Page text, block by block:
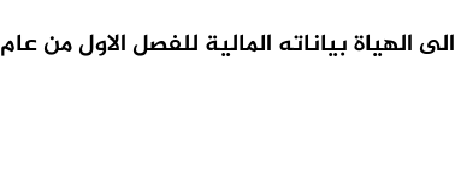
الى الهياة بياناته المالية للفصل الاول من عام 2026 التزاما بمتطلبات الافصاح المالي في السوق.